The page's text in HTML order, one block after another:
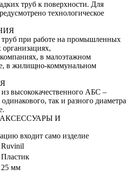
труб к поверхности. Для
технологическое
при работе на промышленных
в малоэтажном
в жилищно-коммунальном
высококачественного АБС –
так и разного диаметра
И
входит само изделие
Ruvinil
Пластик
25 мм